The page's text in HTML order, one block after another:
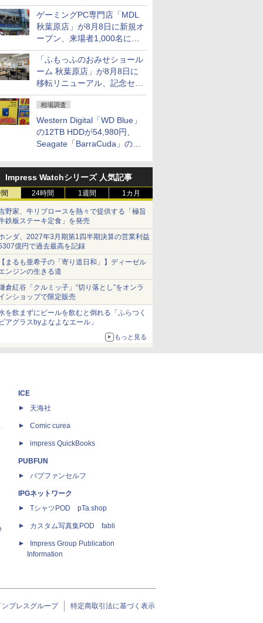
葉原で「アイドルマスター」
コラボ、マイクラ/ROBLOX
の「プログラミング体験会」
がソフマップで開催など～
最近の秋葉原 イベント/ポッ
プストア編～
ゲーミングPC専門店「MDL
秋葉原店」が8月8日に新規オ
ープン、来場者1,000名にキ
ーボードやマウスをプレゼン
ト「ふもっふのおみせショール
ーム 秋葉原店」が8月8日に
移転リニューアル、記念セー
ルも開催
相場調査
Western Digital「WD Blue」
の12TB HDDが54,980円、
Seagate「BarraCuda」の
特売、NAS・ビジネス向けは
上昇傾向 [8月前半のHDD価
格]
Impress Watchシリーズ 人気記事
24時間 1週間 1カ月
野家、牛リブロースを熱々で提供する「極旨
鉄板ステーキ定食」を発売
ンダ、2027年3月期第1四半期決算の営業利益
億円で過去最高を記録
まるも亜希子の「寄り道日和」】ディーゼル
ンジンの生きる道
倉紅谷「クルミッ子」“切り落とし”をオンラ
ンショップで限定販売
を飲まずにビールを飲むと倒れる「ふらつく
アグラスbyよなよなエール」
もっと見る
ICE
天海社
Comic curea
impress QuickBooks
PUBFUN
パブファンセルフ
IPGネットワーク
TシャツPOD pTa.shop
カスタム写真集POD fabli
Impress Group Publication
Information
ンプレスグループ 特定商取引法に基づく表示